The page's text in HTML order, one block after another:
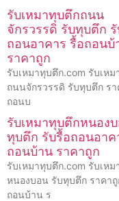
รับเหมาทุบตึกถนน
จักรวรรดิ รับทุบตึก
ถอนอาคาร รื้อถอนบ้
ราคาถูก
รับเหมาทุบตึก.com รับเห
ถนนจักรวรรดิ รับทุบตึก รา
ถอนบ
รับเหมาทุบตึกหนอง
ทุบตึก รับรื้อถอนอาค
ถอนบ้าน ราคาถูก
รับเหมาทุบตึก.com รับเห
หนองบอน รับทุบตึก ราคาถู
ถอนบ้าน ร